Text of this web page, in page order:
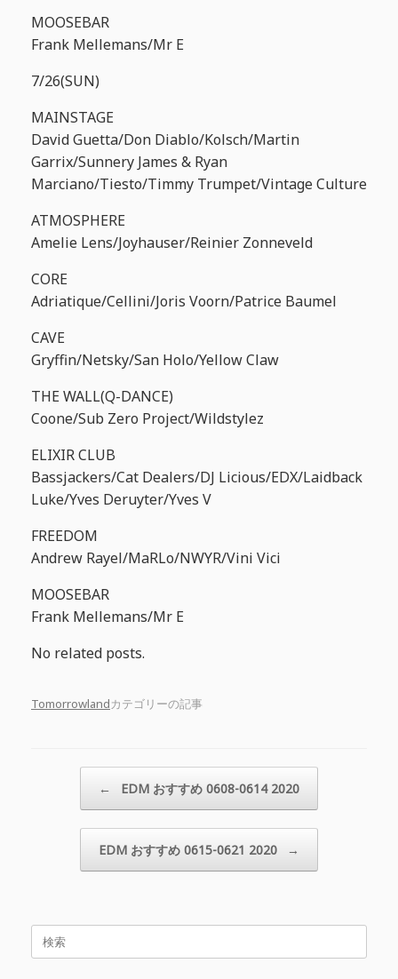
MOOSEBAR
Frank Mellemans/Mr E
7/26(SUN)
MAINSTAGE
David Guetta/Don Diablo/Kolsch/Martin
Garrix/Sunnery James & Ryan
Marciano/Tiesto/Timmy Trumpet/Vintage Culture
ATMOSPHERE
Amelie Lens/Joyhauser/Reinier Zonneveld
CORE
Adriatique/Cellini/Joris Voorn/Patrice Baumel
CAVE
Gryffin/Netsky/San Holo/Yellow Claw
THE WALL(Q-DANCE)
Coone/Sub Zero Project/Wildstylez
ELIXIR CLUB
Bassjackers/Cat Dealers/DJ Licious/EDX/Laidback
Luke/Yves Deruyter/Yves V
FREEDOM
Andrew Rayel/MaRLo/NWYR/Vini Vici
MOOSEBAR
Frank Mellemans/Mr E
No related posts.
Tomorrowlandカテゴリーの記事
← EDM おすすめ 0608-0614 2020
EDM おすすめ 0615-0621 2020 →
検